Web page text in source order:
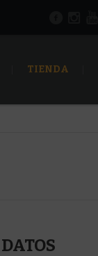
TIENDA
DATOS